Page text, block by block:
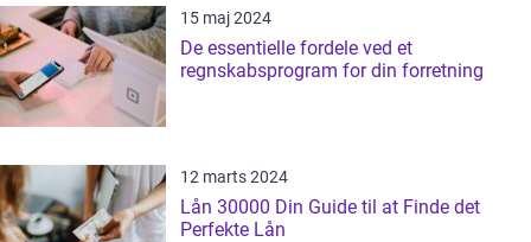
15 maj 2024
De essentielle fordele ved et
regnskabsprogram for din forretning
12 marts 2024
Lån 30000 Din Guide til at Finde det
Perfekte Lån